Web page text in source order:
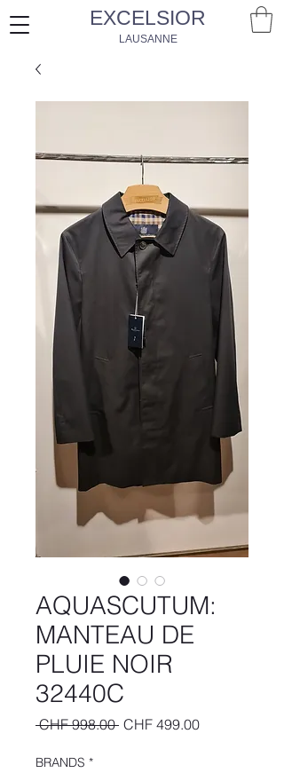
EXCELSIOR
LAUSANNE
AQUASCUTUM:
MANTEAU DE
PLUIE NOIR
32440C
CHF 998.00 Regular
CHF 499.00Sale
BRANDS *